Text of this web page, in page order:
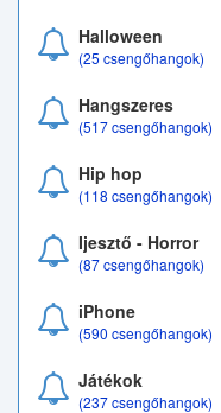
Halloween
(25 csengőhangok)
Hangszeres
(517 csengőhangok)
Hip hop
(118 csengőhangok)
Ijesztő - Horror
(87 csengőhangok)
iPhone
(590 csengőhangok)
Játékok
(237 csengőhangok)